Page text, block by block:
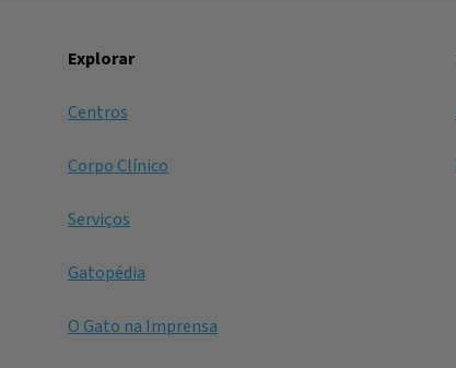
Explorar
Centros
Corpo Clínico
Serviços
Gatopédia
O Gato na Imprensa